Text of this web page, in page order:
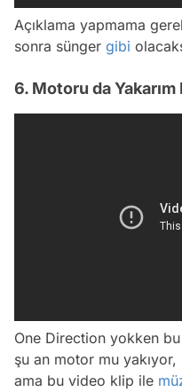
Açıklama yapmama
sonra sünger gibi
6. Motoru da Yakarım
One Direction yokken
şu an motor mu yakıyor,
ama bu video klip ile